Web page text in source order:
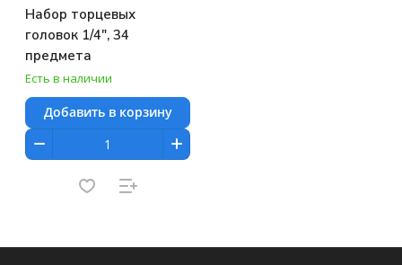
Набор торцевых
головок 1/4", 34
предмета
Есть в наличии
Добавить в корзину